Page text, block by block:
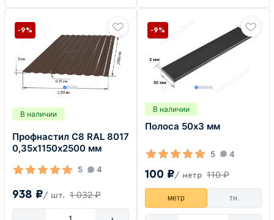
В наличии
Профнастил С8 RAL 8017
0,35х1150х2500 мм
5 4
938 ₽/ шт. 1 032 ₽
-9%
В наличии
Полоса 50х3 мм
5 4
100 ₽/ метр 110 ₽
-9%
метр тн.